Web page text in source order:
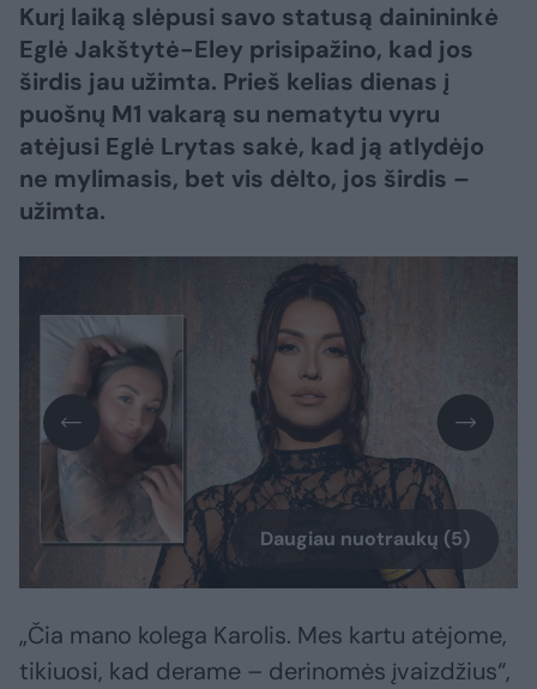
Kurį laiką slėpusi savo statusą dainininkė
Eglė Jakštytė-Eley prisipažino, kad jos
širdis jau užimta. Prieš kelias dienas į
puošnų M1 vakarą su nematytu vyru
atėjusi Eglė Lrytas sakė, kad ją atlydėjo
ne mylimasis, bet vis dėlto, jos širdis –
užimta.
Daugiau nuotraukų (5)
„Čia mano kolega Karolis. Mes kartu atėjome,
tikiuosi, kad derame – derinomės įvaizdžius“,